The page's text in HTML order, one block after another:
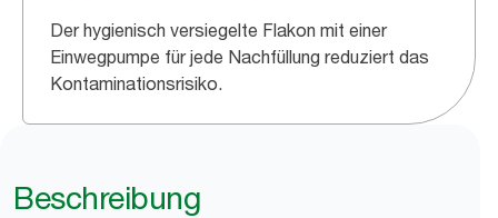
Der hygienisch versiegelte Flakon mit einer
Einwegpumpe für jede Nachfüllung reduziert das
Kontaminationsrisiko.
Beschreibung